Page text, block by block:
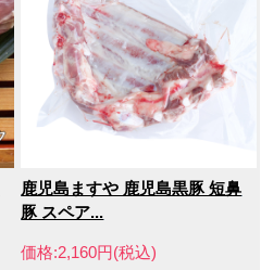
鹿児島ますや 鹿児島黒豚 短鼻
豚 スペア...
価格:2,160円(税込)